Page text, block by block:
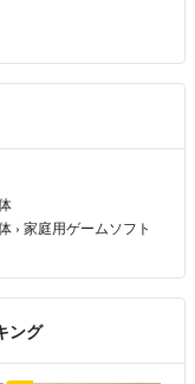
› 家庭用ゲームソフト
ング